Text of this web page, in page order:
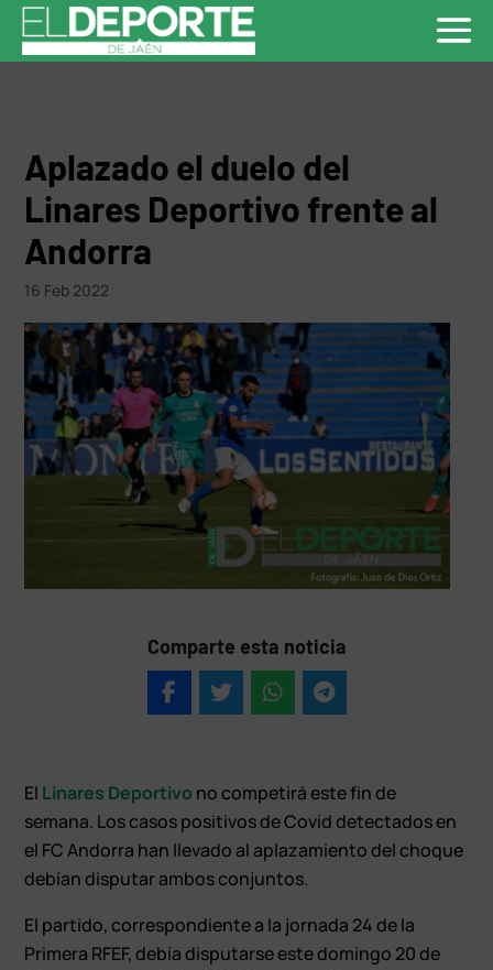
Aplazado el duelo del
Linares Deportivo frente al
Andorra
16 Feb 2022
Comparte esta noticia
El Linares Deportivo no competirá este fin de
semana. Los casos positivos de Covid detectados en
el FC Andorra han llevado al aplazamiento del choque
debían disputar ambos conjuntos.
El partido, correspondiente a la jornada 24 de la
Primera RFEF, debía disputarse este domingo 20 de